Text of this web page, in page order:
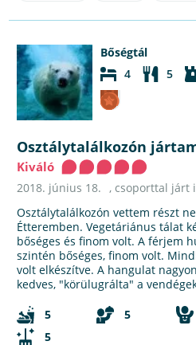
Bőségtál
4
5
Osztálytalálkozón
Kiváló
2018. június 18.
, csoporttal járt
Osztálytalálkozón vettem részt
Étteremben. Vegetáriánus tálat
bőséges és finom volt. A férjem
szintén bőséges, finom volt.
volt elkészítve. A hangulat
kedves, "körülugrálta" a
5
5
5